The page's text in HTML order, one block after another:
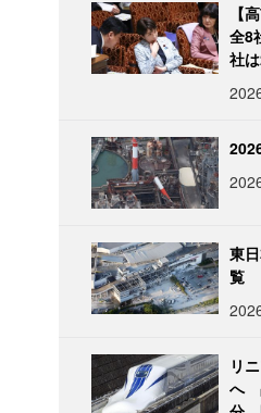
【
全8
社
東
覧
リ
へ